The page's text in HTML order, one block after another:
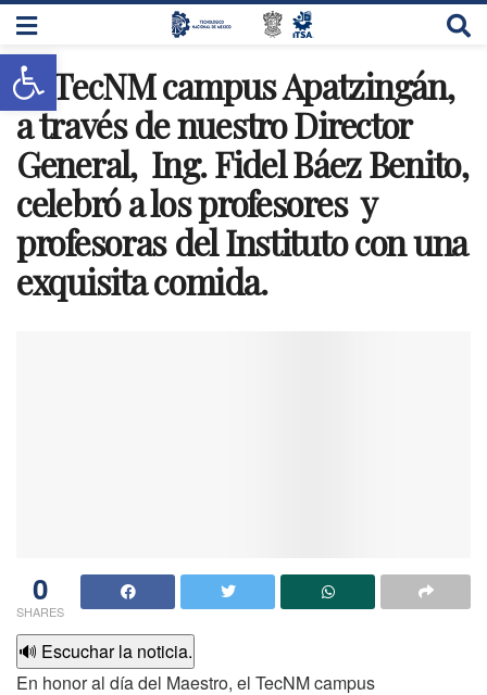
El TecNM campus Apatzingán,
a través de nuestro Director
General, Ing. Fidel Báez Benito,
celebró a los profesores y
profesoras del Instituto con una
exquisita comida.
0
SHARES
🔊 Escuchar la noticia.
En honor al día del Maestro, el TecNM campus
Abrir barra de herramientas